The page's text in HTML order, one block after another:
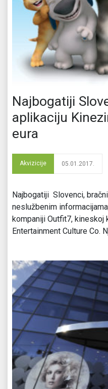
Najbogatiji
aplikaciju
eura
Akvizicije 05.01.2017.
Najbogatiji Slovenci,
neslužbenim
kompaniji Outfit7, kineskoj
Entertainment Culture Co.